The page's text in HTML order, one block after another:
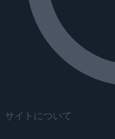
サイトについて